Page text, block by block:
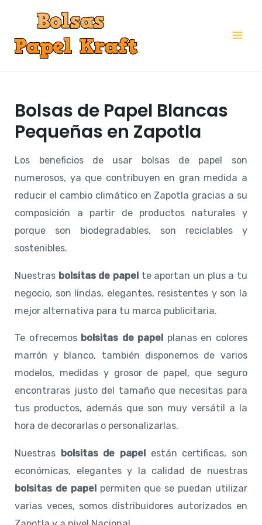
contenido
Bolsas de Papel Blancas
Pequeñas en Zapotla
Los beneficios de usar bolsas de papel son
numerosos, ya que contribuyen en gran medida a
reducir el cambio climático en Zapotla gracias a su
composición a partir de productos naturales y
porque son biodegradables, son reciclables y
sostenibles.
Nuestras bolsitas de papel te aportan un plus a tu
negocio, son lindas, elegantes, resistentes y son la
mejor alternativa para tu marca publicitaria.
Te ofrecemos bolsitas de papel planas en colores
marrón y blanco, también disponemos de varios
modelos, medidas y grosor de papel, que seguro
encontraras justo del tamaño que necesitas para
tus productos, además que son muy versátil a la
hora de decorarlas o personalizarlas.
Nuestras bolsitas de papel están certificas, son
económicas, elegantes y la calidad de nuestras
bolsitas de papelpermiten que se puedan utilizar
varias veces, somos distribuidores autorizados en